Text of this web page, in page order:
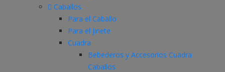
Caballos
Para el Caballo
Para el Jinete
Cuadra
Bebederos y Accesorios Cuadra
Caballos